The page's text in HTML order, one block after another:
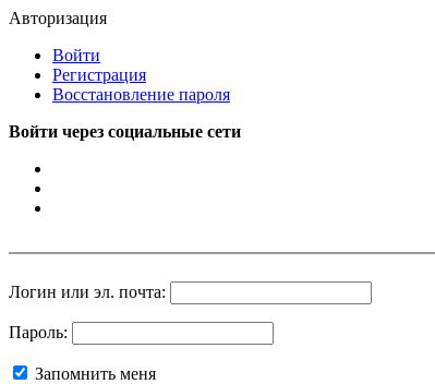
Авторизация
Войти
Регистрация
Восстановление пароля
Войти через социальные сети
Логин или эл. почта:
Пароль:
Запомнить меня